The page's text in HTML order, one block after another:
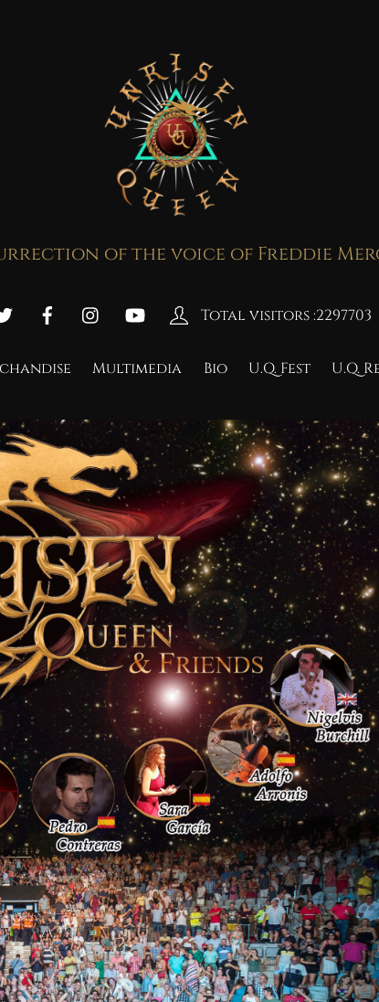
of the voice of Freddie
2297703
Total visitors :
Multimedia Bio U.Q. Fest U.Q.